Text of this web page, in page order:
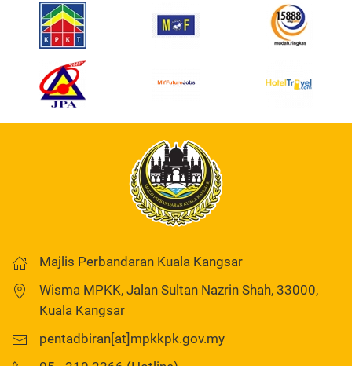
Majlis Perbandaran Kuala Kangsar
Wisma MPKK, Jalan Sultan Nazrin Shah, 33000,
Kuala Kangsar
pentadbiran[at]mpkkpk.gov.my